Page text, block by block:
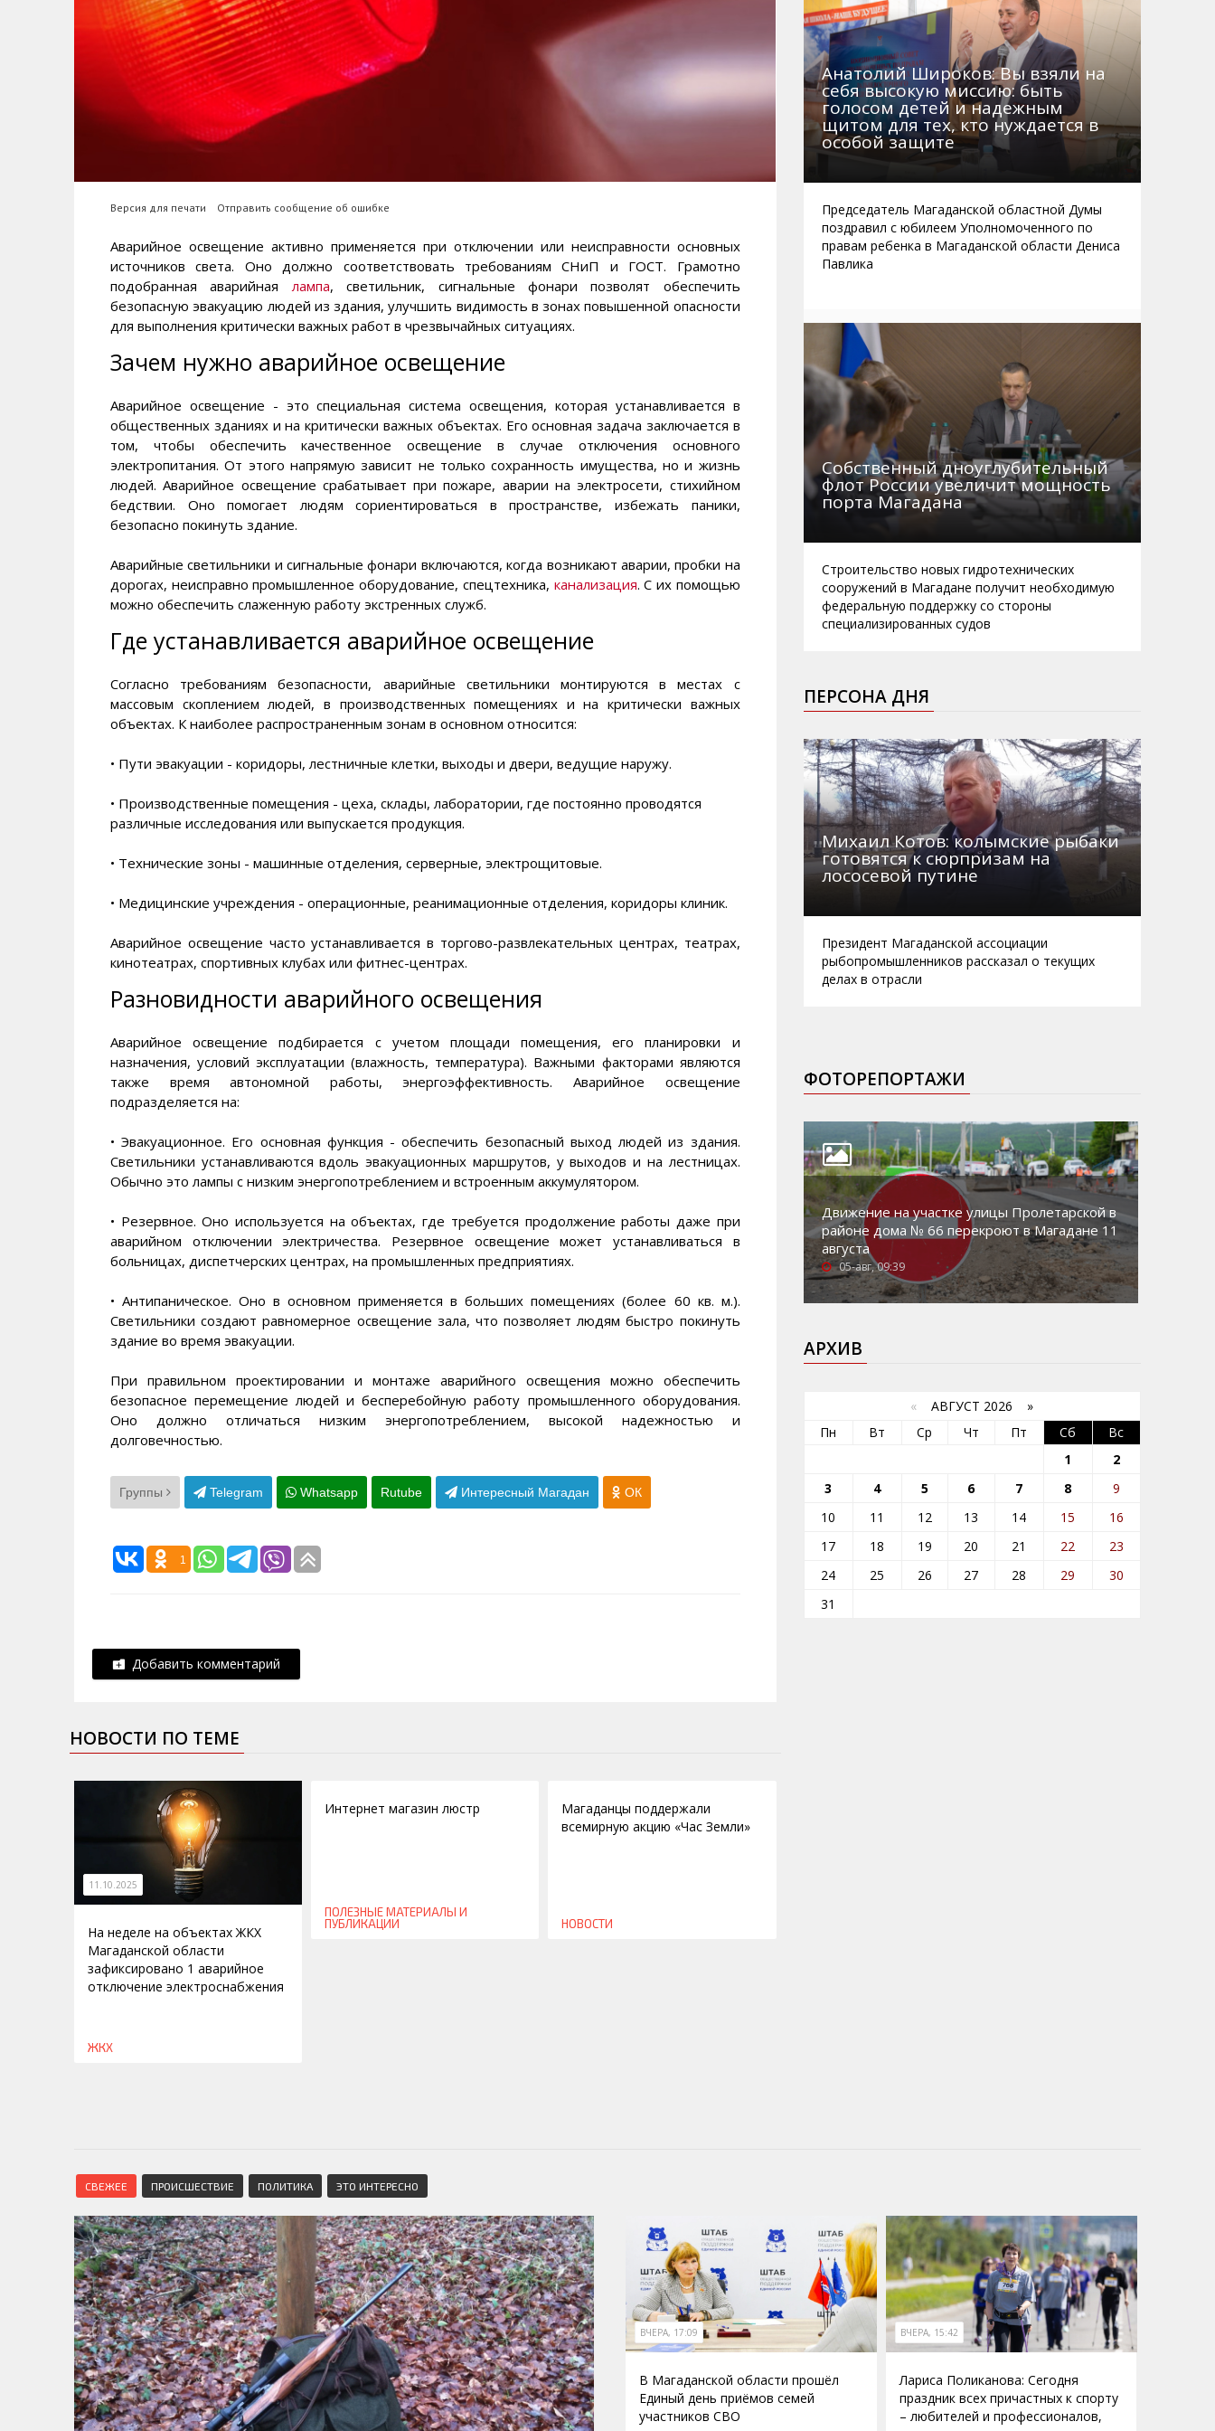
Версия для печати Отправить сообщение об ошибке
Аварийное освещение активно применяется при отключении или неисправности основных
источников света. Оно должно соответствовать требованиям СНиП и ГОСТ. Грамотно
подобранная аварийная лампа, светильник, сигнальные фонари позволят обеспечить
безопасную эвакуацию людей из здания, улучшить видимость в зонах повышенной опасности
для выполнения критически важных работ в чрезвычайных ситуациях.
Зачем нужно аварийное освещение
Аварийное освещение - это специальная система освещения, которая устанавливается в
общественных зданиях и на критически важных объектах. Его основная задача заключается в
том, чтобы обеспечить качественное освещение в случае отключения основного
электропитания. От этого напрямую зависит не только сохранность имущества, но и жизнь
людей. Аварийное освещение срабатывает при пожаре, аварии на электросети, стихийном
бедствии. Оно помогает людям сориентироваться в пространстве, избежать паники,
безопасно покинуть здание.
Аварийные светильники и сигнальные фонари включаются, когда возникают аварии, пробки на
дорогах, неисправно промышленное оборудование, спецтехника, канализация. С их помощью
можно обеспечить слаженную работу экстренных служб.
Где устанавливается аварийное освещение
Согласно требованиям безопасности, аварийные светильники монтируются в местах с
массовым скоплением людей, в производственных помещениях и на критически важных
объектах. К наиболее распространенным зонам в основном относится:
• Пути эвакуации - коридоры, лестничные клетки, выходы и двери, ведущие наружу.
• Производственные помещения - цеха, склады, лаборатории, где постоянно проводятся
различные исследования или выпускается продукция.
• Технические зоны - машинные отделения, серверные, электрощитовые.
• Медицинские учреждения - операционные, реанимационные отделения, коридоры клиник.
Аварийное освещение часто устанавливается в торгово-развлекательных центрах, театрах,
кинотеатрах, спортивных клубах или фитнес-центрах.
Разновидности аварийного освещения
Аварийное освещение подбирается с учетом площади помещения, его планировки и
назначения, условий эксплуатации (влажность, температура). Важными факторами являются
также время автономной работы, энергоэффективность. Аварийное освещение
подразделяется на:
• Эвакуационное. Его основная функция - обеспечить безопасный выход людей из здания.
Светильники устанавливаются вдоль эвакуационных маршрутов, у выходов и на лестницах.
Обычно это лампы с низким энергопотреблением и встроенным аккумулятором.
• Резервное. Оно используется на объектах, где требуется продолжение работы даже при
аварийном отключении электричества. Резервное освещение может устанавливаться в
больницах, диспетчерских центрах, на промышленных предприятиях.
• Антипаническое. Оно в основном применяется в больших помещениях (более 60 кв. м.).
Светильники создают равномерное освещение зала, что позволяет людям быстро покинуть
здание во время эвакуации.
При правильном проектировании и монтаже аварийного освещения можно обеспечить
безопасное перемещение людей и бесперебойную работу промышленного оборудования.
Оно должно отличаться низким энергопотреблением, высокой надежностью и
долговечностью.
Группы Telegram Whatsapp Rutube Интересный Магадан ОК
1
Добавить комментарий
НОВОСТИ ПО ТЕМЕ
11.10.2025
На неделе на объектах ЖКХ
Магаданской области
зафиксировано 1 аварийное
отключение электроснабжения
ЖКХ
Интернет магазин люстр
ПОЛЕЗНЫЕ МАТЕРИАЛЫ И
ПУБЛИКАЦИИ
Магаданцы поддержали
всемирную акцию «Час Земли»
НОВОСТИ
Анатолий Широков: Вы взяли на
себя высокую миссию: быть
голосом детей и надежным
щитом для тех, кто нуждается в
особой защите
Председатель Магаданской областной Думы
поздравил с юбилеем Уполномоченного по
правам ребенка в Магаданской области Дениса
Павлика
Собственный дноуглубительный
флот России увеличит мощность
порта Магадана
Строительство новых гидротехнических
сооружений в Магадане получит необходимую
федеральную поддержку со стороны
специализированных судов
ПЕРСОНА ДНЯ
Михаил Котов: колымские рыбаки
готовятся к сюрпризам на
лососевой путине
Президент Магаданской ассоциации
рыбопромышленников рассказал о текущих
делах в отрасли
ФОТОРЕПОРТАЖИ
Движение на участке улицы Пролетарской в
районе дома № 66 перекроют в Магадане 11
августа
05-авг, 09:39
АРХИВ
« АВГУСТ 2026 »
Пн
Вт Ср Чт Пт Сб
Вс
1
2
3
4 5 6 7 8
9
10
11 12 13 14 15
16
17
18 19 20 21 22
23
24
25 26 27 28 29
30
31
СВЕЖЕЕ ПРОИСШЕСТВИЕ ПОЛИТИКА ЭТО ИНТЕРЕСНО
ВЧЕРА, 17:09
В Магаданской области прошёл
Единый день приёмов семей
участников СВО
ВЧЕРА, 15:42
Лариса Поликанова: Сегодня
праздник всех причастных к спорту
– любителей и профессионалов,